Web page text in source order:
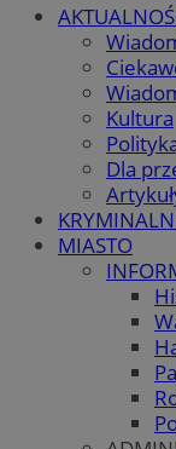
Kultura
Dla
MIASTO